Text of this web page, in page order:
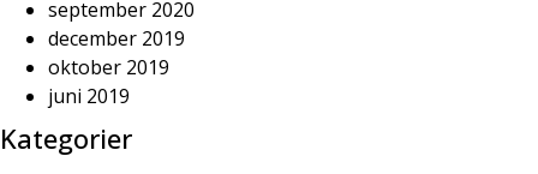
september 2020
december 2019
oktober 2019
juni 2019
Kategorier